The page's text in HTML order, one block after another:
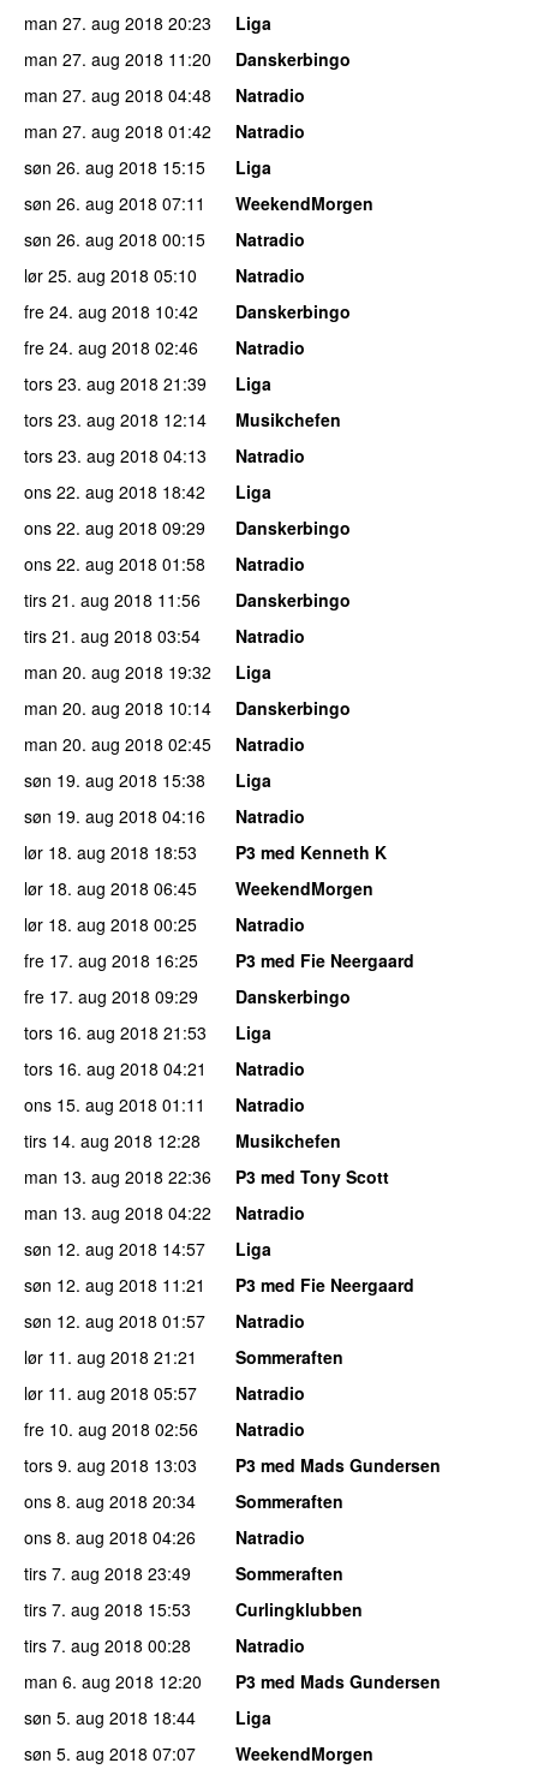
man 27. aug 2018 20:23
Liga
man 27. aug 2018 11:20
Danskerbingo
man 27. aug 2018 04:48
Natradio
man 27. aug 2018 01:42
Natradio
søn 26. aug 2018 15:15
Liga
søn 26. aug 2018 07:11
WeekendMorgen
søn 26. aug 2018 00:15
Natradio
lør 25. aug 2018 05:10
Natradio
fre 24. aug 2018 10:42
Danskerbingo
fre 24. aug 2018 02:46
Natradio
tors 23. aug 2018 21:39
Liga
tors 23. aug 2018 12:14
Musikchefen
tors 23. aug 2018 04:13
Natradio
ons 22. aug 2018 18:42
Liga
ons 22. aug 2018 09:29
Danskerbingo
ons 22. aug 2018 01:58
Natradio
tirs 21. aug 2018 11:56
Danskerbingo
tirs 21. aug 2018 03:54
Natradio
man 20. aug 2018 19:32
Liga
man 20. aug 2018 10:14
Danskerbingo
man 20. aug 2018 02:45
Natradio
søn 19. aug 2018 15:38
Liga
søn 19. aug 2018 04:16
Natradio
lør 18. aug 2018 18:53
P3 med Kenneth K
lør 18. aug 2018 06:45
WeekendMorgen
lør 18. aug 2018 00:25
Natradio
fre 17. aug 2018 16:25
P3 med Fie Neergaard
fre 17. aug 2018 09:29
Danskerbingo
tors 16. aug 2018 21:53
Liga
tors 16. aug 2018 04:21
Natradio
ons 15. aug 2018 01:11
Natradio
tirs 14. aug 2018 12:28
Musikchefen
man 13. aug 2018 22:36
P3 med Tony Scott
man 13. aug 2018 04:22
Natradio
søn 12. aug 2018 14:57
Liga
søn 12. aug 2018 11:21
P3 med Fie Neergaard
søn 12. aug 2018 01:57
Natradio
lør 11. aug 2018 21:21
Sommeraften
lør 11. aug 2018 05:57
Natradio
fre 10. aug 2018 02:56
Natradio
tors 9. aug 2018 13:03
P3 med Mads Gundersen
ons 8. aug 2018 20:34
Sommeraften
ons 8. aug 2018 04:26
Natradio
tirs 7. aug 2018 23:49
Sommeraften
tirs 7. aug 2018 15:53
Curlingklubben
tirs 7. aug 2018 00:28
Natradio
man 6. aug 2018 12:20
P3 med Mads Gundersen
søn 5. aug 2018 18:44
Liga
søn 5. aug 2018 07:07 WeekendMorgen